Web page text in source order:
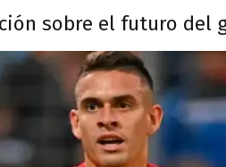
sobre el futuro del